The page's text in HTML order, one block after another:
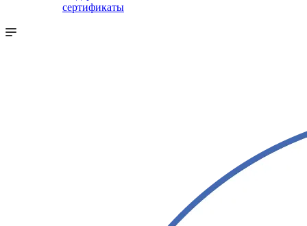
сертификаты